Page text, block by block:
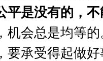
平是没有的，
机会总是均等
要承受得起做